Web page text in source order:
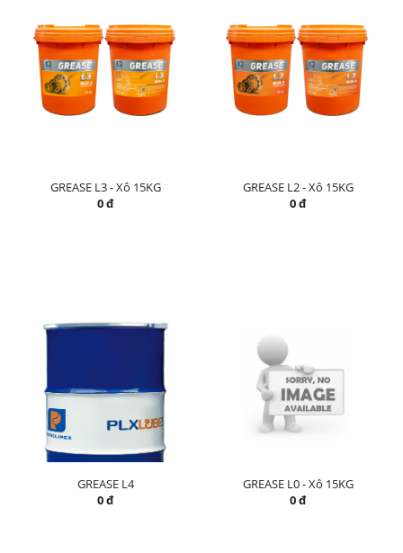
GREASE L3 - Xô 15KG
0 đ
GREASE L2 - Xô 15KG
0 đ
GREASE L4
0 đ
GREASE L0 - Xô 15KG
0 đ